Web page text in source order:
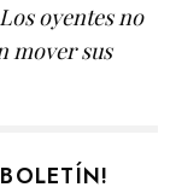
oyentes no
mover sus